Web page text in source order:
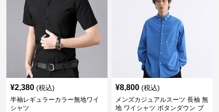
¥2,380 (税込)
半袖レギュラーカラー無地ワイ
シャツ
¥8,800 (税込)
メンズカジュアルスーツ 長袖 無
地 ワイシャツ ボタンダウン ブ